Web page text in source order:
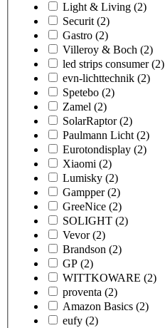
Light & Living (2)
Securit (2)
Gastro (2)
Villeroy & Boch (2)
led strips consumer (2)
evn-lichttechnik (2)
Spetebo (2)
Zamel (2)
SolarRaptor (2)
Paulmann Licht (2)
Eurotondisplay (2)
Xiaomi (2)
Lumisky (2)
Gampper (2)
GreeNice (2)
SOLIGHT (2)
Vevor (2)
Brandson (2)
GP (2)
WITTKOWARE (2)
proventa (2)
Amazon Basics (2)
eufy (2)